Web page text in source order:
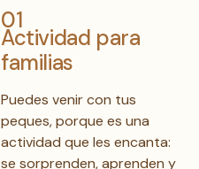
01
Actividad para
familias
Puedes venir con tus
peques, porque es una
actividad que les encanta:
se sorprenden, aprenden y